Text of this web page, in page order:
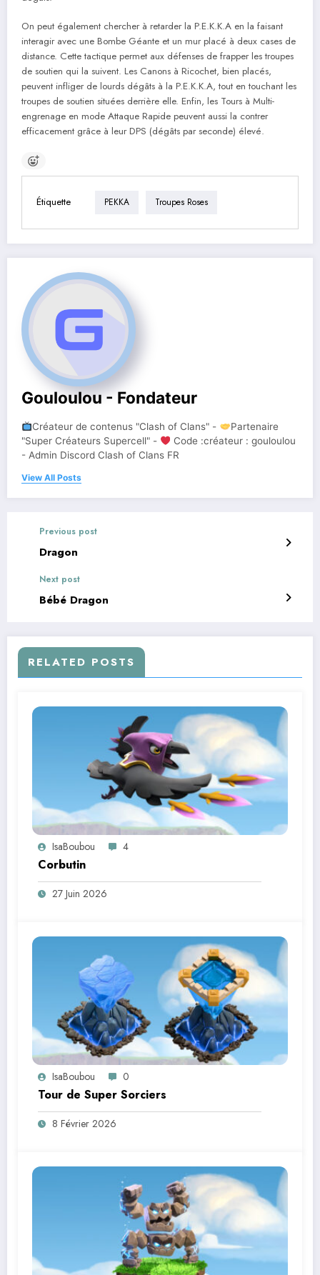
On peut également chercher à retarder la P.E.K.K.A en la faisant
interagir avec une Bombe Géante et un mur placé à deux cases de
distance. Cette tactique permet aux défenses de frapper les troupes
de soutien qui la suivent. Les Canons à Ricochet, bien placés,
peuvent infliger de lourds dégâts à la P.E.K.K.A, tout en touchant les
troupes de soutien situées derrière elle. Enfin, les Tours à Multi-
engrenage en mode Attaque Rapide peuvent aussi la contrer
efficacement grâce à leur DPS (dégâts par seconde) élevé.
Étiquette PEKKA Troupes Roses
Gouloulou - Fondateur
Créateur de contenus "Clash of Clans" -
Partenaire
"Super Créateurs Supercell" -
Code :créateur : gouloulou
- Admin Discord Clash of Clans FR
View All Posts
Previous post
Dragon
Next post
Bébé Dragon
RELATED POSTS
IsaBoubou 4
Corbutin
27 Juin 2026
IsaBoubou 0
Tour de Super Sorciers
8 Février 2026